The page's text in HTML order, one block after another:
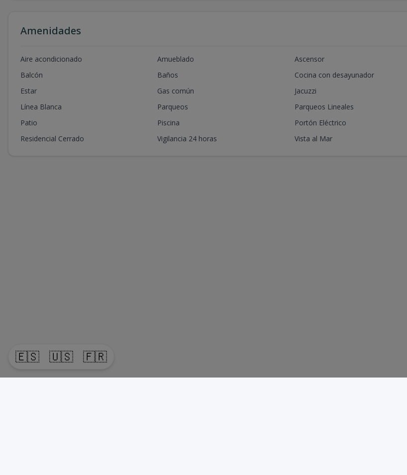
🇪🇸 🇺🇸 🇫🇷
Amenidades
Aire acondicionado Amueblado
Ascensor
Balcón
Baños
Cocina con desayunador
Estar
Gas común
Jacuzzi
Línea Blanca
Parqueos
Parqueos Lineales
Patio
Piscina
Portón Eléctrico
Residencial Cerrado
Vigilancia 24 horas Vista al Mar